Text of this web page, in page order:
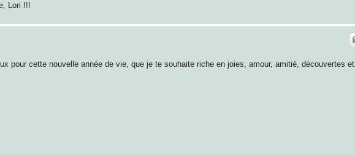
Lori !!!
pour cette nouvelle année de vie, que je te souhaite riche en joies, amour, amitié, découvertes et